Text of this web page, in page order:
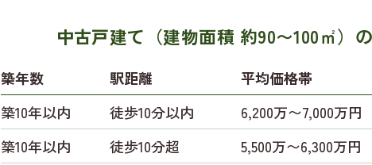
中古戸建て（建物面積 約90〜100㎡）の
築年数 駅距離 平均価格帯
築10年以内
徒歩10分以内 6,200万〜7,000万円
築10年以内
徒歩10分超 5,500万〜6,300万円